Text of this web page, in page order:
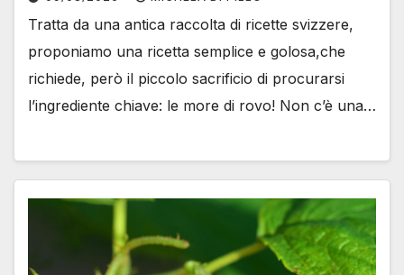
Tratta da una antica raccolta di ricette svizzere,
proponiamo una ricetta semplice e golosa,che
richiede, però il piccolo sacrificio di procurarsi
l’ingrediente chiave: le more di rovo! Non c’è una…